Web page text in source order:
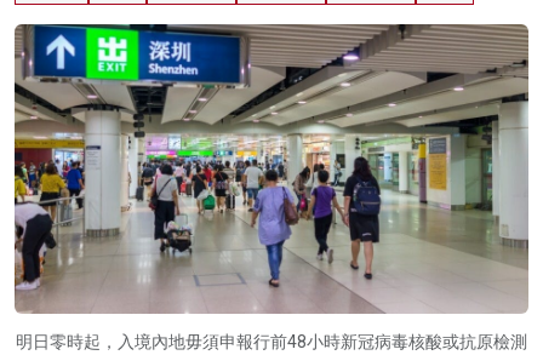
明日零時起，入境內地毋須申報行前48小時新冠病毒核酸或抗原檢測